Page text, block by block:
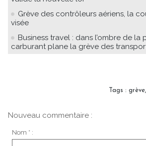
Grève des contrôleurs aériens, la
visée
Business travel : dans l’ombre de la
carburant plane la grève des
Tags : grève
Nouveau commentaire :
Nom * :